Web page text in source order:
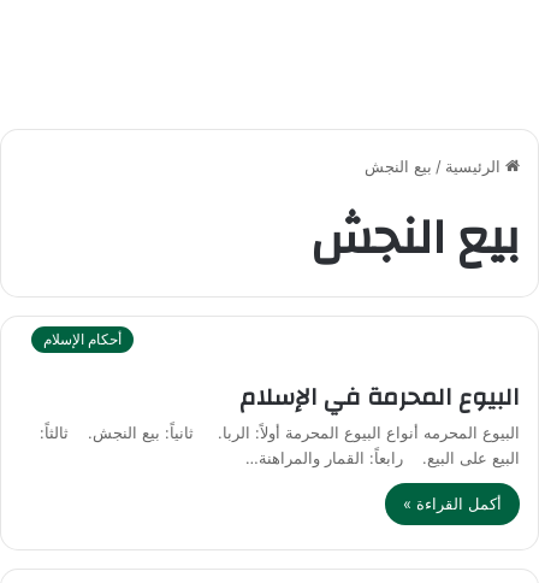
الرئيسية / بيع النجش
بيع النجش
أحكام الإسلام
البيوع المحرمة في الإسلام
البيوع المحرمه أنواع البيوع المحرمة أولاً: الربا. ثانياً: بيع النجش. ثالثاً:
البيع على البيع. رابعاً: القمار والمراهنة…
أكمل القراءة »